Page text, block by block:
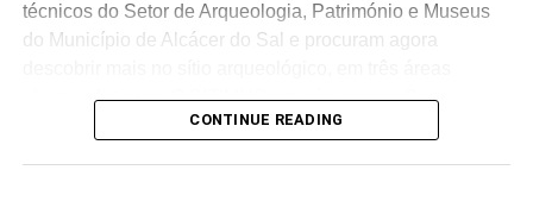
técnicos do Setor de Arqueologia, Património e Museus
do Município de Alcácer do Sal e procuram agora
abertas distintas. O SITIMUS estará ativo em Santa
Catarina até ao próximo dia 18 de agosto.
CONTINUE READING